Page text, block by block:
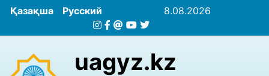
Қазақша Русский 8.08.2026
uagyz.kz